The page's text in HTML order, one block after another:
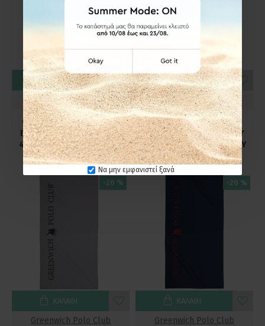
Να μην εμφανιστεί ξανά
Greenwich Polo Club
GREENWICH POLO CLUB
ΠΕΤΣΕΤΑ ΓΥΜΝΑΣΤΗΡΙΟΥ
45Χ90 4182 NUDE/IVORY
7,20€ 9,00€
ΚΑΛΆΘΙ
Greenwich Polo Club
GREENWICH POLO CLUB
ΠΕΤΣΕΤΑ ΓΥΜΝΑΣΤΗΡΙΟΥ
45Χ90 4183 BLACK/GREY
7,20€ 9,00€
ΚΑΛΆΘΙ
-20 %
Greenwich Polo Club
ΚΑΛΆΘΙ
-20 %
Greenwich Polo Club
ΚΑΛΆΘΙ